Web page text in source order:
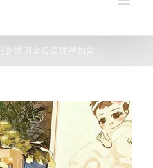
派對透明字母氣球禮物盒